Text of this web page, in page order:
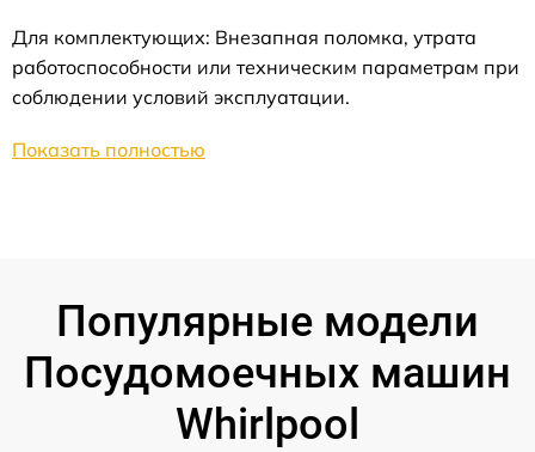
Для комплектующих: Внезапная поломка, утрата
работоспособности или техническим параметрам при
соблюдении условий эксплуатации.
Показать полностью
Популярные модели
Посудомоечных машин
Whirlpool